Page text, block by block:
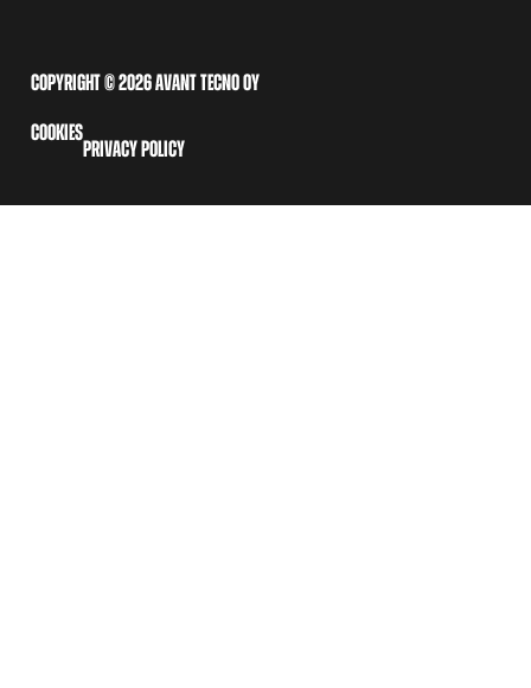
COPYRIGHT © 2026 AVANT TECNO OY
COOKIES
PRIVACY POLICY